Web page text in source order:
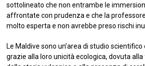
sottolineato che non entrambe le
affrontate con prudenza e che la
molto esperta e non avrebbe preso rischi
Le Maldive sono un’area di studio
grazie alla loro unicità ecologica, dovuta